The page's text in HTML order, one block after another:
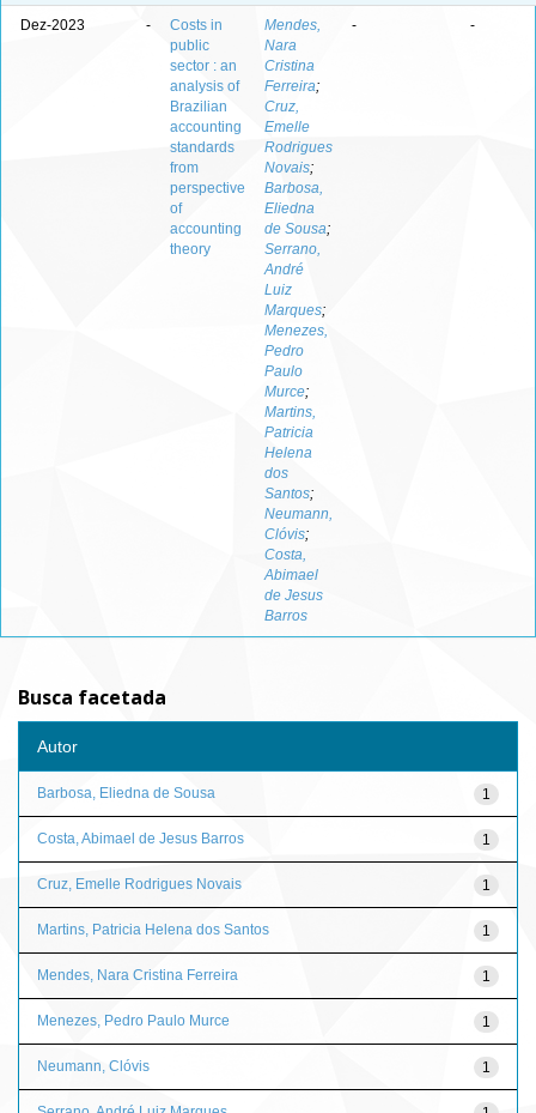
Dez-2023 -
Costs in
public
sector : an
analysis of
Brazilian
accounting
standards
from
perspective
of
accounting
theory
Mendes,
Nara
Cristina
Ferreira;
Cruz,
Emelle
Rodrigues
Novais;
Barbosa,
Eliedna
de Sousa;
Serrano,
André
Luiz
Marques;
Menezes,
Pedro
Paulo
Murce;
Martins,
Patricia
Helena
dos
Santos;
Neumann,
Clóvis;
Costa,
Abimael
de Jesus
Barros
- -
Busca facetada
Autor
1
Barbosa, Eliedna de Sousa
1
Costa, Abimael de Jesus Barros
1
Cruz, Emelle Rodrigues Novais
1
Martins, Patricia Helena dos Santos
1
Mendes, Nara Cristina Ferreira
1
Menezes, Pedro Paulo Murce
1
Neumann, Clóvis